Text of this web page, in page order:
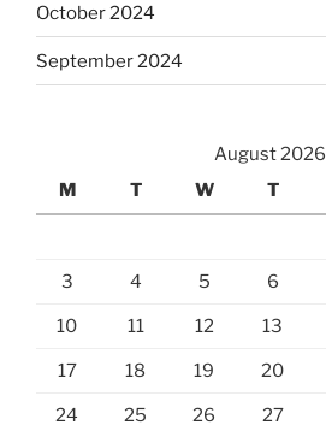
October 2024
September 2024
August 2026
M
T W T
3 4 5 6
10 11 12 13
17 18 19 20
24 25 26 27